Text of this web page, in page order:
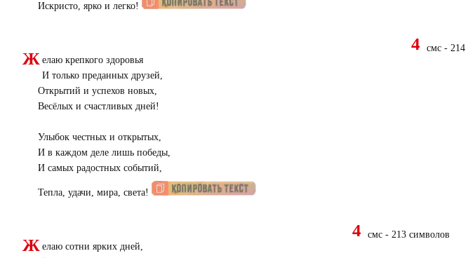
Искристо, ярко и легко!
Ж елаю крепкого здоровья
И только преданных друзей,
Открытий и успехов новых,
Весёлых и счастливых дней!
Улыбок честных и открытых,
И в каждом деле лишь победы,
И самых радостных событий,
Тепла, удачи, мира, света!
4 смс - 214
Ж елаю сотни ярких дней,
4 смс - 213 символов